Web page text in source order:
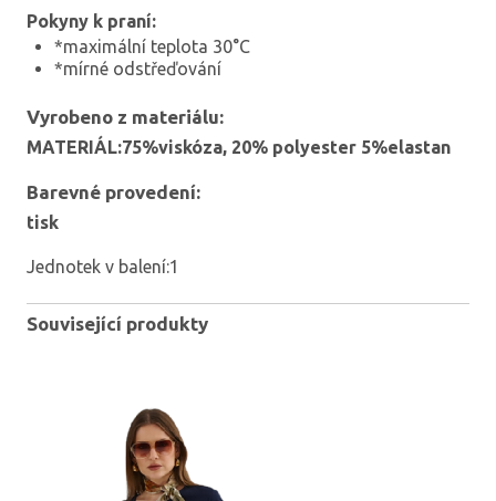
Pokyny k praní:
*maximální teplota 30°C
*mírné odstřeďování
Vyrobeno z materiálu:
MATERIÁL:75%viskóza, 20% polyester 5%elastan
Barevné provedení:
tisk
Jednotek v balení:1
Související produkty